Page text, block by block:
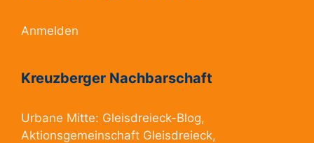
Anmelden
Kreuzberger Nachbarschaft
Urbane Mitte: Gleisdreieck-Blog,
Aktionsgemeinschaft Gleisdreieck,